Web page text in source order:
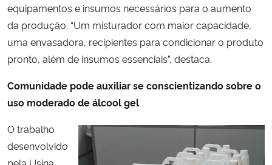
equipamentos e insumos necessários para o aumento
da produção. “Um misturador com maior capacidade,
uma envasadora, recipientes para condicionar o produto
pronto, além de insumos essenciais”, destaca.
Comunidade pode auxiliar se conscientizando sobre o
uso moderado de álcool gel
O trabalho
desenvolvido
pela Usina